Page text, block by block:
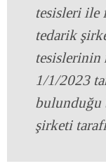
tesisleri ile
tedarik
tesislerinin
1/1/2023
bulunduğu
şirketi